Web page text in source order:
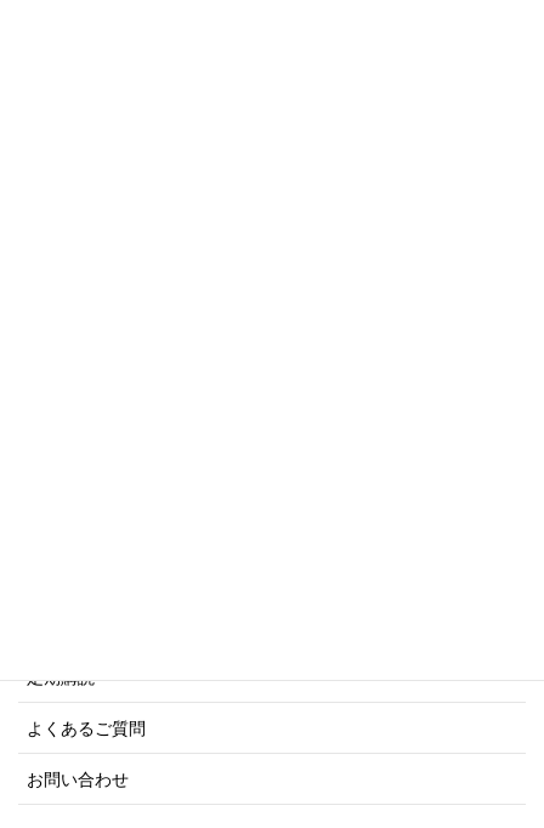
定期購読
よくあるご質問
お問い合わせ